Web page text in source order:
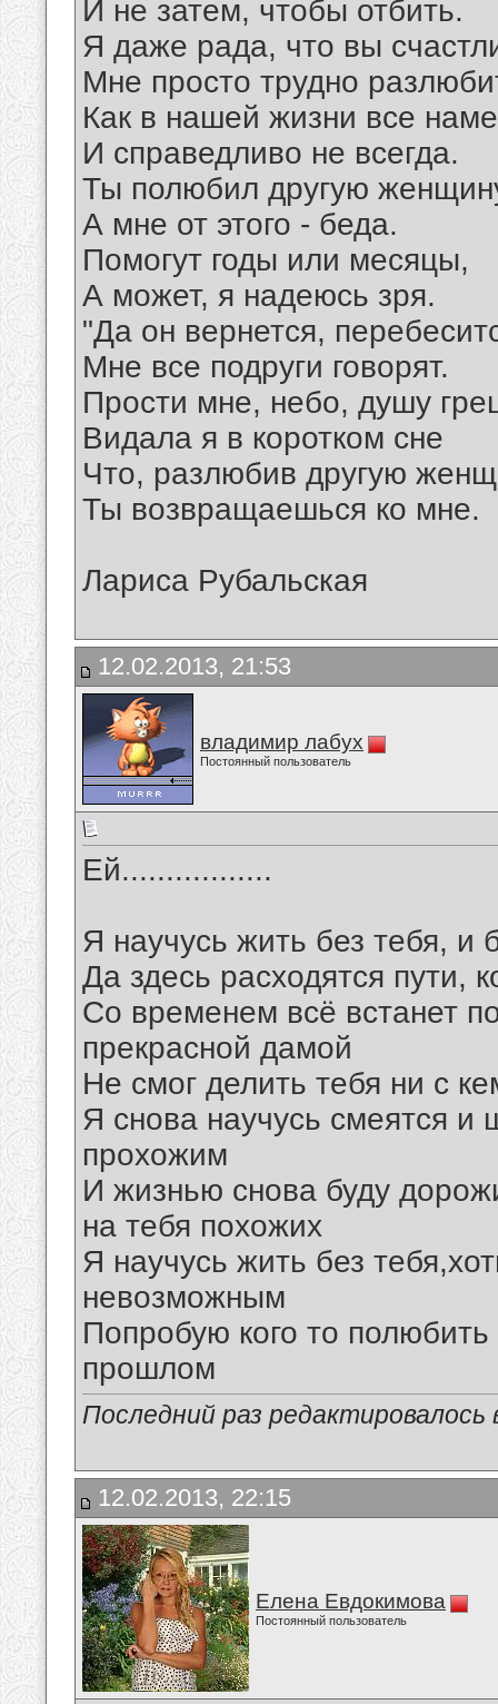
И не затем, чтобы отбить.
Я даже рада, что вы
Мне просто трудно
Как в нашей жизни все
И справедливо не всегда.
Ты полюбил другую
А мне от этого - беда.
Помогут годы или месяцы,
А может, я надеюсь зря.
"Да он вернется,
Мне все подруги говорят.
Прости мне, небо, душу
Видала я в коротком сне
Что, разлюбив другую
Ты возвращаешься ко мне.
Лариса Рубальская
12.02.2013, 21:53
владимир лабух
Постоянный пользователь
Ей.................
Я научусь жить без тебя, и
Да здесь расходятся пути,
Со временем всё встанет
прекрасной дамой
Не смог делить тебя ни с
Я снова научусь смеятся и
прохожим
И жизнью снова буду
на тебя похожих
Я научусь жить без
невозможным
Попробую кого то
прошлом
Последний раз
12.02.2013, 22:15
Елена Евдокимова
Постоянный пользователь